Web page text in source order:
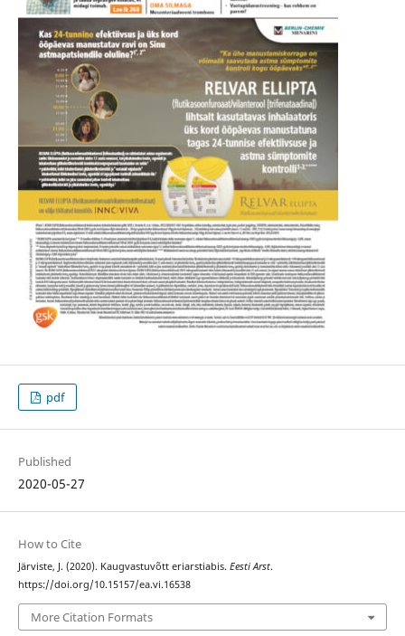
pdf
Published
2020-05-27
How to Cite
Järviste, J. (2020). Kaugvastuvõtt eriarstiabis. Eesti Arst.
https://doi.org/10.15157/ea.vi.16538
More Citation Formats